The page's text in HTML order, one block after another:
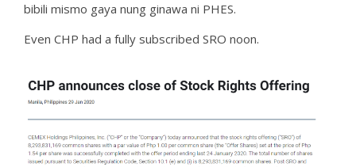
bibili mismo gaya nung ginawa ni PHES.
Even CHP had a fully subscribed SRO noon.